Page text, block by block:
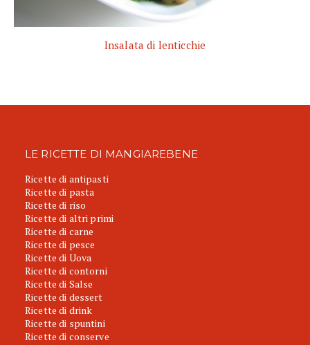
Insalata di lenticchie
LE RICETTE DI MANGIAREBENE
Ricette di antipasti
Ricette di pasta
Ricette di riso
Ricette di altri primi
Ricette di carne
Ricette di pesce
Ricette di Uova
Ricette di contorni
Ricette di Salse
Ricette di dessert
Ricette di drink
Ricette di spuntini
Ricette di conserve